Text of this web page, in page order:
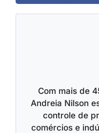
Com mais de
Andreia Nilson
controle de
comércios e